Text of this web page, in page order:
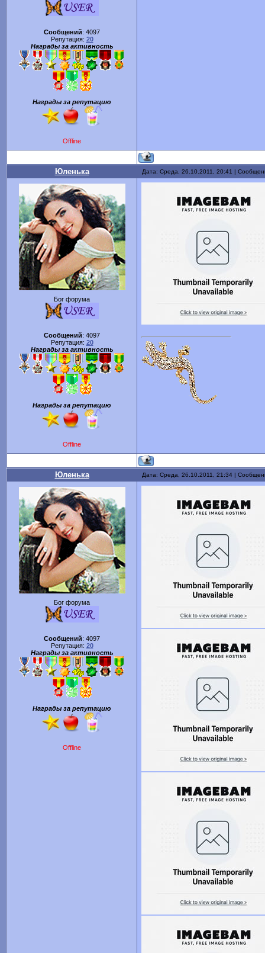
Сообщений: 4097
Репутация: 20
Награды за активность
Награды за репутацию
Offline
Юленька Дата: Среда, 26.10.2011, 20:41 |
Бог форума
Сообщений: 4097
Репутация: 20
Награды за активность
Награды за репутацию
Offline
Юленька Дата: Среда, 26.10.2011, 21:34 |
Бог форума
Сообщений: 4097
Репутация: 20
Награды за активность
Награды за репутацию
Offline